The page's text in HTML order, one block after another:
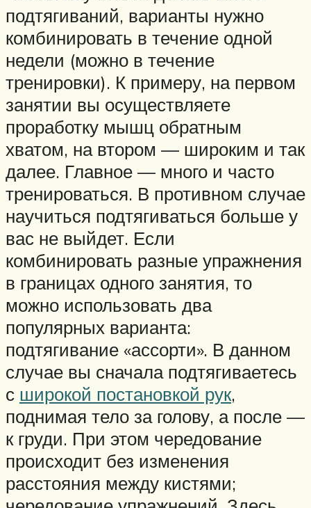
подтягиваний, варианты нужно
комбинировать в течение одной
недели (можно в течение
тренировки). К примеру, на первом
занятии вы осуществляете
проработку мышц обратным
хватом, на втором — широким и так
далее. Главное — много и часто
тренироваться. В противном случае
научиться подтягиваться больше у
вас не выйдет. Если
комбинировать разные упражнения
в границах одного занятия, то
можно использовать два
популярных варианта:
подтягивание «ассорти». В данном
случае вы сначала подтягиваетесь
с широкой постановкой рук,
поднимая тело за голову, а после —
к груди. При этом чередование
происходит без изменения
расстояния между кистями;